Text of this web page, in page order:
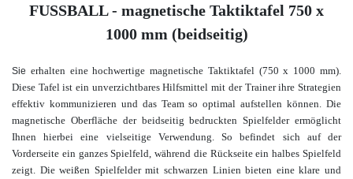
FUSSBALL - magnetische Taktiktafel 750 x
1000 mm (beidseitig)
Sie erhalten eine hochwertige magnetische Taktiktafel (750 x 1000 mm).
Diese Tafel ist ein unverzichtbares Hilfsmittel mit der Trainer ihre Strategien
effektiv kommunizieren und das Team so optimal aufstellen können. Die
magnetische Oberfläche der beidseitig bedruckten Spielfelder ermöglicht
Ihnen hierbei eine vielseitige Verwendung. So befindet sich auf der
Vorderseite ein ganzes Spielfeld, während die Rückseite ein halbes Spielfeld
zeigt. Die weißen Spielfelder mit schwarzen Linien bieten eine klare und